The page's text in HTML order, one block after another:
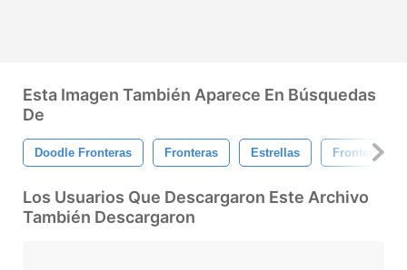
Esta Imagen También Aparece En Búsquedas
De
Doodle Fronteras Fronteras Estrellas Frontera Del
Los Usuarios Que Descargaron Este Archivo
También Descargaron